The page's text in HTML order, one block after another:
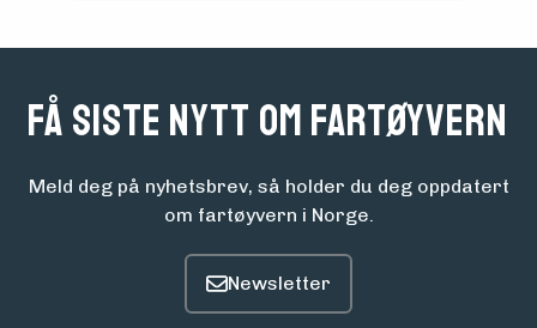
Få siste nytt om fartøyvern
Meld deg på nyhetsbrev, så holder du deg oppdatert
om fartøyvern i Norge.